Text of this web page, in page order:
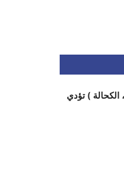
الكحالة ) تؤدي